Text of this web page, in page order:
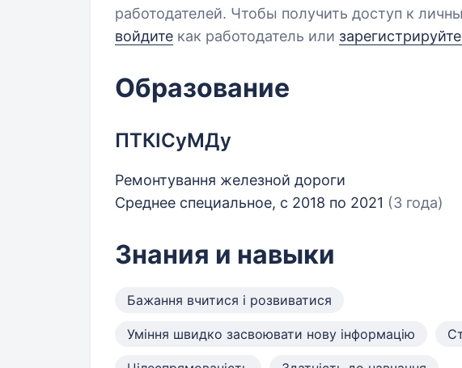
работодателей. Чтобы получить доступ к
войдите как работодатель или
Образование
ПТКІСуМДу
Ремонтування железной дороги
Среднее специальное, с 2018 по 2021 (3 года)
Знания и навыки
Бажання вчитися і розвиватися
Уміння швидко засвоювати нову інформацію